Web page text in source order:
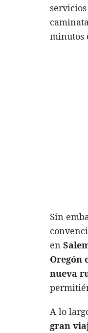
minutos
Sin
en
Oregón
nueva
A lo
gran